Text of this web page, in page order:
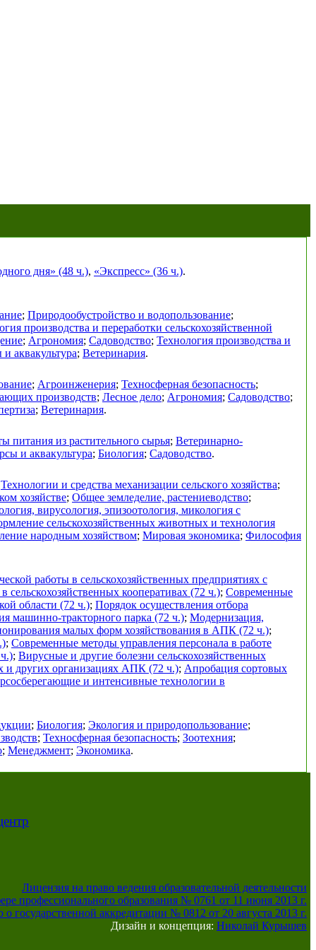
дня» (48 ч.), «Экспресс» (36 ч.).
; Природообустройство и водопользование;
производства и переработки сельскохозяйственной
; Агрономия; Садоводство; Технология производства и
аквакультура; Ветеринария.
; Агроинженерия; Техносферная безопасность;
производств; Лесное дело; Агрономия; Садоводство;
; Ветеринария.
питания из растительного сырья; Ветеринарно-
и аквакультура; Биология; Садоводство.
Технологии и средства механизации сельского хозяйства;
хозяйстве; Общее земледелие, растениеводство;
вирусология, эпизоотология, микология с
сельскохозяйственных животных и технология
народным хозяйством; Мировая экономика; Философия
работы в сельскохозяйственных предприятиях с
кооперативах (72 ч.); Современные
области (72 ч.); Порядок осуществления отбора
машинно-тракторного парка (72 ч.); Модернизация,
малых форм хозяйствования в АПК (72 ч.);
; Современные методы управления персонала в работе
; Вирусные и другие болезни сельскохозяйственных
и других организациях АПК (72 ч.); Апробация сортовых
и интенсивные технологии в
; Биология; Экология и природопользование;
; Техносферная безопасность; Зоотехния;
; Менеджмент; Экономика.
Лицензия на право ведения образовательной деятельности
профессионального образования № 0761 от 11 июня 2013 г.
о государственной аккредитации № 0812 от 20 августа 2013 г.
Дизайн и концепция: Николай Курышев